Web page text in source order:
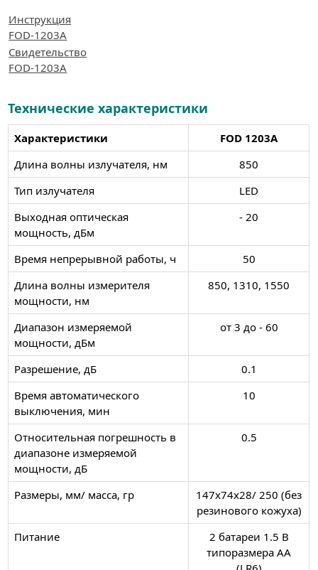
Инструкция
FOD-1203А
Свидетельство
FOD-1203А
Технические характеристики
Характеристики
FOD 1203А
Длина волны излучателя, нм
850
Тип излучателя
LED
Выходная оптическая
мощность, дБм
- 20
Время непрерывной работы, ч
50
Длина волны измерителя
мощности, нм
850, 1310, 1550
Диапазон измеряемой
мощности, дБм
от 3 до - 60
Разрешение, дБ
0.1
Время автоматического
выключения, мин
10
Относительная погрешность в
диапазоне измеряемой
мощности, дБ
0.5
Размеры, мм/ масса, гр
147х74х28/ 250 (без
резинового кожуха)
Питание
2 батареи 1.5 В
типоразмера АА